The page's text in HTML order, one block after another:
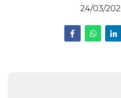
24/03/